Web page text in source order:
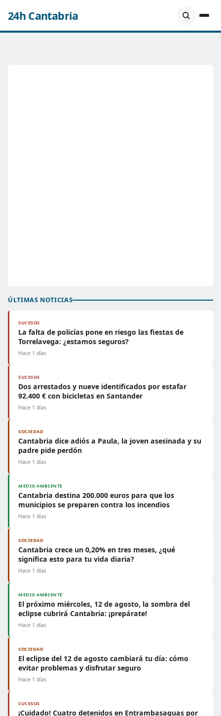
24h Cantabria
ÚLTIMAS NOTICIAS
SUCESOS
La falta de policías pone en riesgo las fiestas de
Torrelavega: ¿estamos seguros?
Hace 1 días
SUCESOS
Dos arrestados y nueve identificados por estafar
92.400 € con bicicletas en Santander
Hace 1 días
SOCIEDAD
Cantabria dice adiós a Paula, la joven asesinada y su
padre pide perdón
Hace 1 días
MEDIO AMBIENTE
Cantabria destina 200.000 euros para que los
municipios se preparen contra los incendios
Hace 1 días
SOCIEDAD
Cantabria crece un 0,20% en tres meses, ¿qué
significa esto para tu vida diaria?
Hace 1 días
MEDIO AMBIENTE
El próximo miércoles, 12 de agosto, la sombra del
eclipse cubrirá Cantabria: ¡prepárate!
Hace 1 días
SOCIEDAD
El eclipse del 12 de agosto cambiará tu día: cómo
evitar problemas y disfrutar seguro
Hace 1 días
SUCESOS
¡Cuidado! Cuatro detenidos en Entrambasaguas por